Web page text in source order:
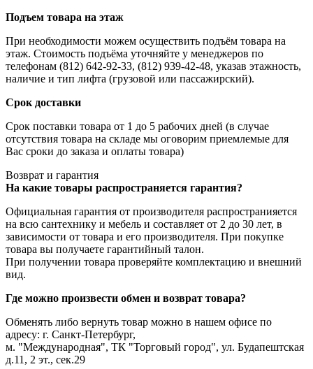
Подъем товара на этаж
При необходимости можем осуществить подъём товара на
этаж. Стоимость подъёма уточняйте у менеджеров по
телефонам (812) 642-92-33, (812) 939-42-48, указав этажность,
наличие и тип лифта (грузовой или пассажирский).
Срок доставки
Срок поставки товара от 1 до 5 рабочих дней (в случае
отсутствия товара на складе мы оговорим приемлемые для
Вас сроки до заказа и оплаты товара)
Возврат и гарантия
На какие товары распространяется гарантия?
Официальная гарантия от производителя распространияется
на всю сантехнику и мебель и составляет от 2 до 30 лет, в
зависимости от товара и его производителя. При покупке
товара вы получаете гарантийный талон.
При получении товара проверяйте комплектацию и внешний
вид.
Где можно произвести обмен и возврат товара?
Обменять либо вернуть товар можно в нашем офисе по
адресу: г. Санкт-Петербург,
м. "Международная", ТК "Торговый город", ул. Будапештская
д.11, 2 эт., сек.29